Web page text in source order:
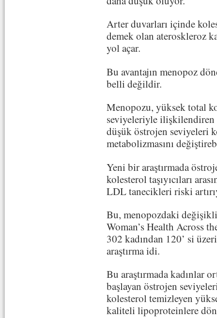
Arter duvarları içinde
demek olan ateroskleroz
yol açar.
Bu avantajın menopoz
belli değildir.
Menopozu, yüksek total
seviyeleriyle ilişkilendiren
düşük östrojen seviyeleri
metabolizmasını
Yeni bir araştırmada
kolesterol taşıyıcıları
LDL tanecikleri riski
Bu, menopozdaki
Woman’s Health Across
302 kadından 120’ si
araştırma idi.
Bu araştırmada kadınlar
başlayan östrojen
kolesterol temizleyen
kaliteli lipoproteinlere